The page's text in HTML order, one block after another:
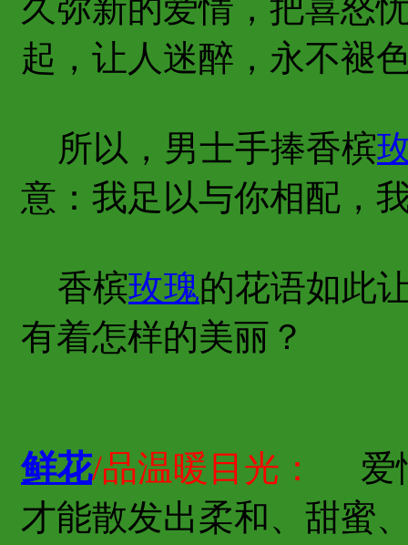
久弥新的爱情，把喜怒
起，让人迷醉，永不褪
所以，男士手捧香槟
意：我足以与你相配，
香槟玫瑰的花语如此
有着怎样的美丽？
鲜花/品温暖目光：
爱
才能散发出柔和、甜蜜